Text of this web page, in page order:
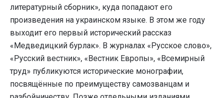
литературный сборник», куда попадают его
произведения на украинском языке. В этом же году
выходит его первый исторический рассказ
«Медведицкий бурлак». В журналах «Русское слово»,
«Русский вестник», «Вестник Европы», «Всемирный
труд» публикуются исторические монографии,
посвящённые по преимуществу самозванцам и